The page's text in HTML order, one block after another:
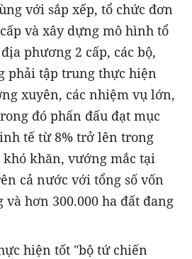
với sắp xếp, tổ chức đơn
và xây dựng mô hình tổ
phương 2 cấp, các bộ,
phải tập trung thực hiện
xuyên, các nhiệm vụ lớn,
đó phấn đấu đạt mục
tế từ 8% trở lên trong
khó khăn, vướng mắc tại
cả nước với tổng số vốn
hơn 300.000 ha đất đang
hiện tốt "bộ tứ chiến